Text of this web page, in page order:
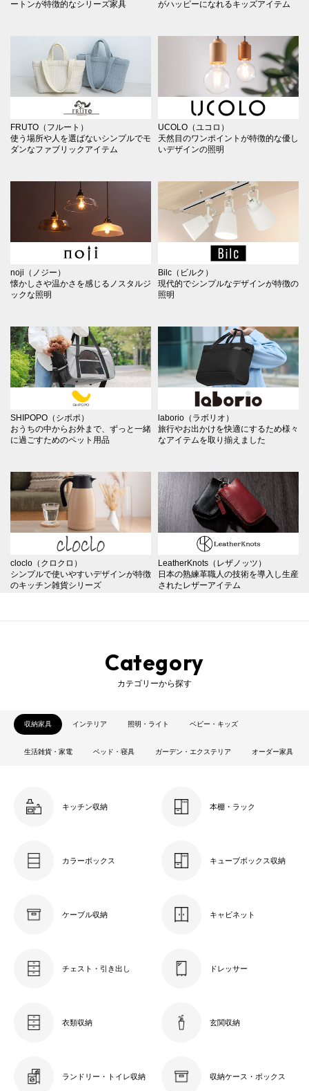
ートンが特徴的なシリーズ家具 がハッピーになれるキッズアイテム
FRUTO（フルート）
使う場所や人を選ばないシンプルでモ
ダンなファブリックアイテム
UCOLO（ユコロ）
天然目のワンポイントが特徴的な優し
いデザインの照明
noji（ノジー）
懐かしさや温かさを感じるノスタルジ
ックな照明
Bilc（ビルク）
現代的でシンプルなデザインが特徴の
照明
SHIPOPO（シポポ）
おうちの中からお外まで、ずっと一緒
に過ごすためのペット用品
laborio（ラボリオ）
旅行やお出かけを快適にするため様々
なアイテムを取り揃えました
cloclo（クロクロ）
シンプルで使いやすいデザインが特徴
のキッチン雑貨シリーズ
LeatherKnots（レザノッツ）
日本の熟練革職人の技術を導入し生産
されたレザーアイテム
Category
カテゴリーから探す
収納家具 インテリア 照明・ライト ベビー・キッズ
生活雑貨・家電 ベッド・寝具 ガーデン・エクステリア オーダー家具
キッチン収納 本棚・ラック
カラーボックス キューブボックス収納
ケーブル収納 キャビネット
チェスト・引き出し ドレッサー
衣類収納 玄関収納
ランドリー・トイレ収納 収納ケース・ボックス